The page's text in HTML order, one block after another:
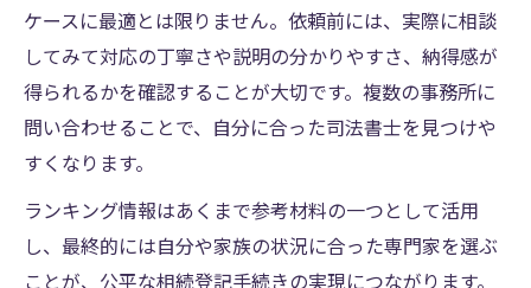
ケースに最適とは限りません。依頼前には、実際に相談
してみて対応の丁寧さや説明の分かりやすさ、納得感が
得られるかを確認することが大切です。複数の事務所に
問い合わせることで、自分に合った司法書士を見つけや
すくなります。
ランキング情報はあくまで参考材料の一つとして活用
し、最終的には自分や家族の状況に合った専門家を選ぶ
ことが、公平な相続登記手続きの実現につながります。